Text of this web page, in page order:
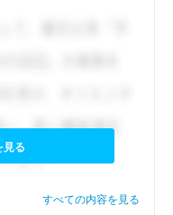
見る
すべての内容を見る